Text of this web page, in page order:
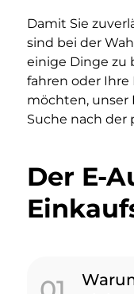
Damit Sie
sind bei der
einige Dinge zu
fahren oder Ihre
möchten, unser
Suche nach der
Der E-